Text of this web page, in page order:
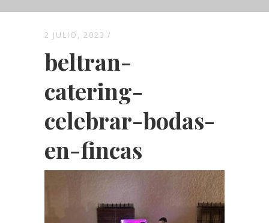
2 JULIO, 2023
beltran-
catering-
celebrar-bodas-
en-fincas